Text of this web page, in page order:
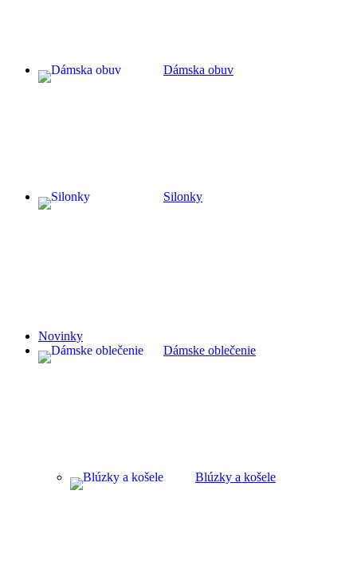
Dámska obuv
Silonky
Novinky
Dámske oblečenie
Blúzky a košele